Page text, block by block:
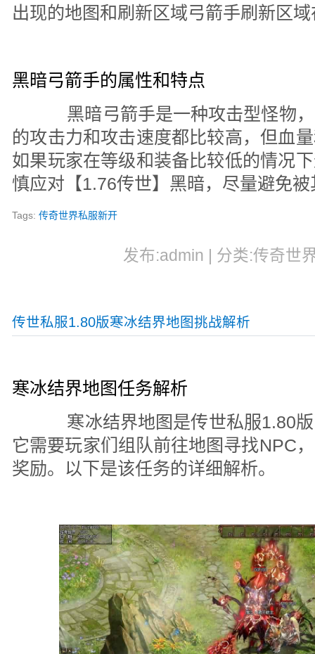
出现的地图和刷新区域弓箭手刷新区
黑暗弓箭手的属性和特点
黑暗弓箭手是一种攻击型怪物，
的攻击力和攻击速度都比较高，但血
如果玩家在等级和装备比较低的情况
慎应对【1.76传世】黑暗，尽量避免
Tags:传奇世界私服新开
发布:admin | 分类:传奇世
传世私服1.80版寒冰结界地图挑战解析
寒冰结界地图任务解析
寒冰结界地图是传世私服1.80版
它需要玩家们组队前往地图寻找NPC
奖励。以下是该任务的详细解析。